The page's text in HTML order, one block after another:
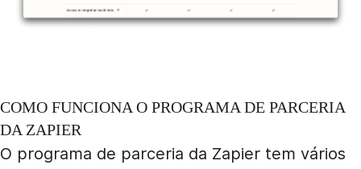
COMO FUNCIONA O PROGRAMA DE PARCERIA
DA ZAPIER
O programa de parceria da Zapier tem vários